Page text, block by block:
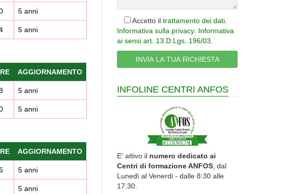
5 anni
5 anni
AGGIORNAMENTO
5 anni
5 anni
AGGIORNAMENTO
5 anni
5 anni
Accetto il trattamento dei dati
Informativa sulla privacy: Informativa
ai sensi art. 13 D.Lgs. 196/03
INFOLINE CENTRI ANFOS
E' attivo il numero dedicato ai
Centri di formazione ANFOS , dal
Lunedì al Venerdi - dalle 8:30 alle
17:30.